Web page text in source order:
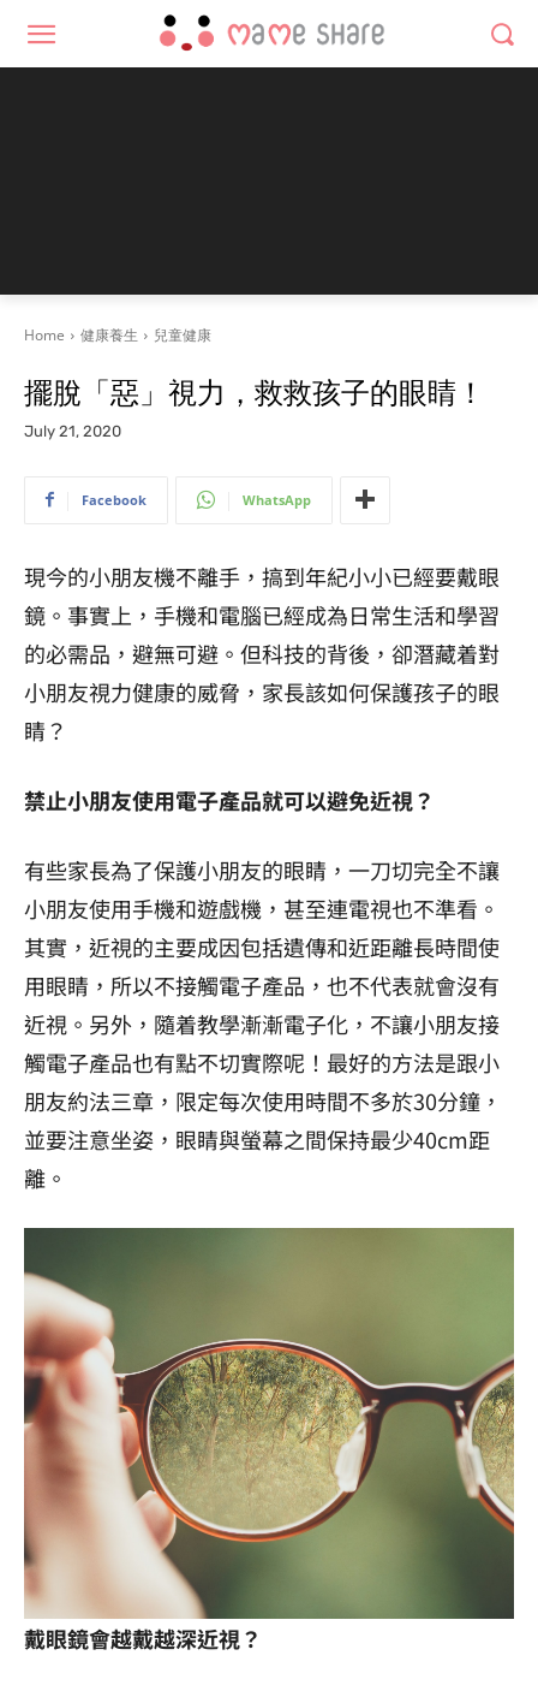
Home 健康養生 兒童健康
擺脫「惡」視力，救救孩子的眼睛！
July 21, 2020
Facebook WhatsApp
現今的小朋友機不離手，搞到年紀小小已經要戴眼
鏡。事實上，手機和電腦已經成為日常生活和學習
的必需品，避無可避。但科技的背後，卻潛藏着對
小朋友視力健康的威脅，家長該如何保護孩子的眼
睛？
禁止小朋友使用電子產品就可以避免近視？
有些家長為了保護小朋友的眼睛，一刀切完全不讓
小朋友使用手機和遊戲機，甚至連電視也不準看。
其實，近視的主要成因包括遺傳和近距離長時間使
用眼睛，所以不接觸電子產品，也不代表就會沒有
近視。另外，隨着教學漸漸電子化，不讓小朋友接
觸電子產品也有點不切實際呢！最好的方法是跟小
朋友約法三章，限定每次使用時間不多於30分鐘，
並要注意坐姿，眼睛與螢幕之間保持最少40cm距
離。
戴眼鏡會越戴越深近視？